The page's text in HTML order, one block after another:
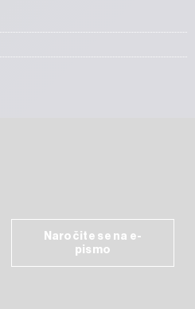
Naročite se na e-
pismo